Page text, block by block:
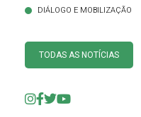
DIÁLOGO E MOBILIZAÇÃO
TODAS AS NOTÍCIAS